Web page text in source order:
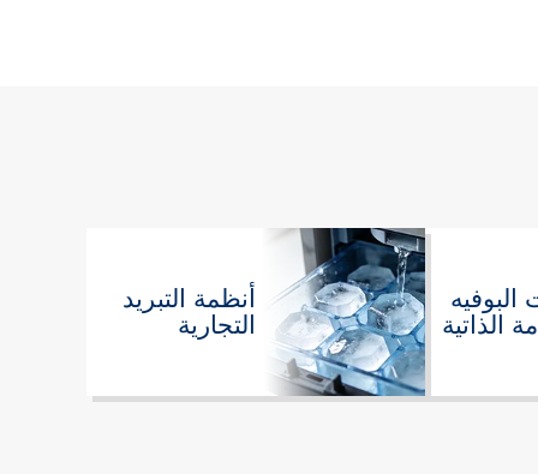
البوفيه
الذاتية
أنظمة التبريد
التجارية